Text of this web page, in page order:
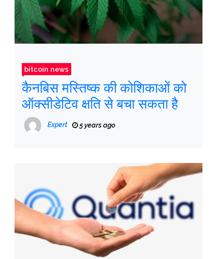
bitcoin news
कैनबिस मस्तिष्क की कोशिकाओं को
ऑक्सीडेटिव क्षति से बचा सकता है
Expert 5 years ago